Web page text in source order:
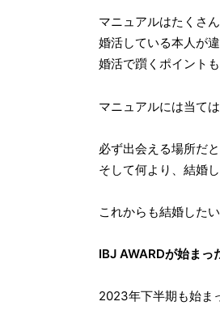
マニュアルはたくさ
婚活している本人が
婚活で躓くポイント
マニュアルには当て
必ず出会える場所だ
そして何より、結婚
これからも結婚した
IBJ AWARDが始まっ
2023年下半期も始ま